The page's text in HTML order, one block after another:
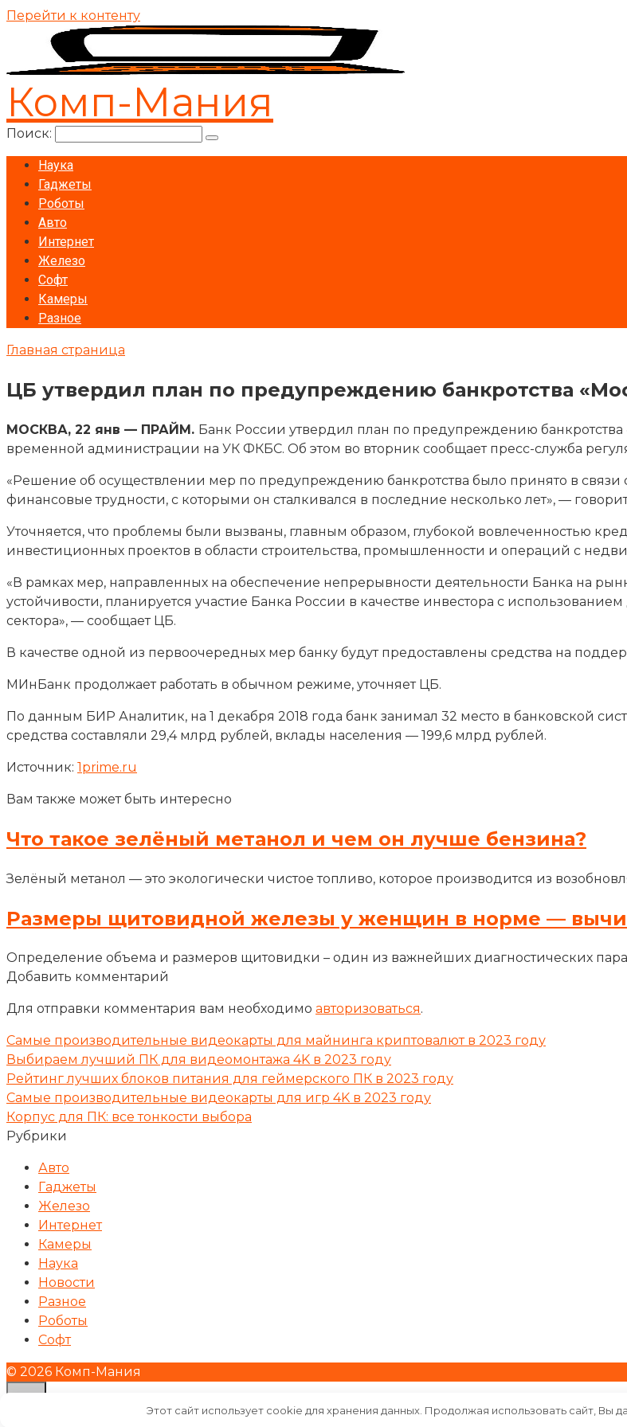
Перейти к контенту
Комп-Мания
Поиск:
Наука
Гаджеты
Роботы
Авто
Интернет
Железо
Софт
Камеры
Разное
Главная страница
ЦБ утвердил план по предупреждению банкротства
МОСКВА, 22 янв — ПРАЙМ. Банк России утвердил план по предупреждению
временной администрации на УК ФКБС. Об этом во вторник сообщает пресс-служба
«Решение об осуществлении мер по предупреждению банкротства было принято в связи
финансовые трудности, с которыми он сталкивался в последние несколько лет», —
Уточняется, что проблемы были вызваны, главным образом, глубокой вовлеченностью
инвестиционных проектов в области строительства, промышленности и операций с
«В рамках мер, направленных на обеспечение непрерывности деятельности Банка на
устойчивости, планируется участие Банка России в качестве инвестора с
сектора», — сообщает ЦБ.
В качестве одной из первоочередных мер банку будут предоставлены средства на
МИнБанк продолжает работать в обычном режиме, уточняет ЦБ.
По данным БИР Аналитик, на 1 декабря 2018 года банк занимал 32 место в банковской
средства составляли 29,4 млрд рублей, вклады населения — 199,6 млрд рублей.
Источник: 1prime.ru
Вам также может быть интересно
Что такое зелёный метанол и чем он лучше бензина?
Зелёный метанол — это экологически чистое топливо, которое производится из
Размеры щитовидной железы у женщин в норме —
Определение объема и размеров щитовидки – один из важнейших диагностических
Добавить комментарий
Для отправки комментария вам необходимо авторизоваться.
Самые производительные видеокарты для майнинга криптовалют в 2023 году
Выбираем лучший ПК для видеомонтажа 4K в 2023 году
Рейтинг лучших блоков питания для геймерского ПК в 2023 году
Самые производительные видеокарты для игр 4K в 2023 году
Корпус для ПК: все тонкости выбора
Рубрики
Авто
Гаджеты
Железо
Интернет
Камеры
Наука
Новости
Разное
Роботы
Софт
© 2026 Комп-Мания
Этот сайт использует cookie для хранения данных. Продолжая использовать сайт, Вы